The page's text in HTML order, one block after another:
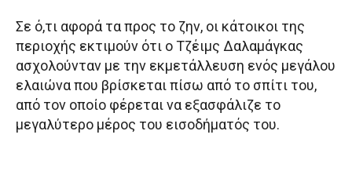
Σε ό,τι αφορά τα προς το ζην, οι κάτοικοι της
περιοχής εκτιμούν ότι ο Τζέιμς Δαλαμάγκας
ασχολούνταν με την εκμετάλλευση ενός μεγάλου
ελαιώνα που βρίσκεται πίσω από το σπίτι του,
από τον οποίο φέρεται να εξασφάλιζε το
μεγαλύτερο μέρος του εισοδήματός του.